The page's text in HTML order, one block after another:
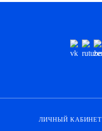
ЛИЧНЫЙ КАБИНЕТ